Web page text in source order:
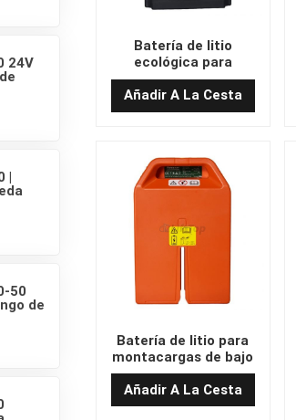
24V
|
50
de
Batería de litio
ecológica para
montacargas de 24 V y
20 Ah (194 x 82 x 295)
Añadir A La Cesta
Batería de litio para
montacargas de bajo
coste de 24 V y 36 Ah
(280 x 75 x 378)
Añadir A La Cesta